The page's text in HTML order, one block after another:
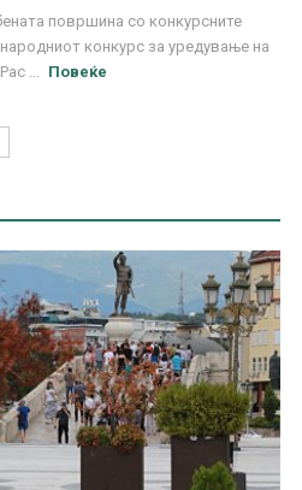
површина со конкурсните
конкурс за уредување на
...
Повеќе